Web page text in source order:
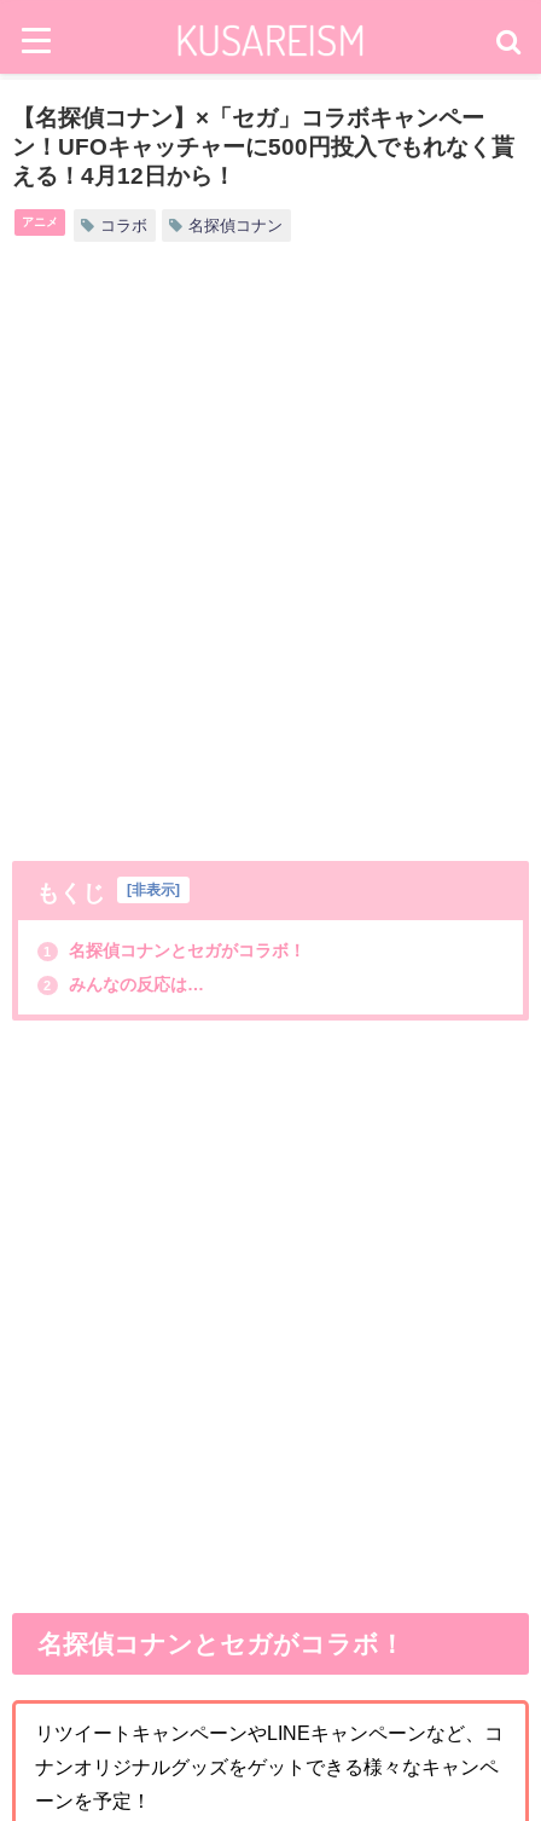
【名探偵コナン】×「セガ」コラボキャンペー
ン！UFOキャッチャーに500円投入でもれなく貰
える！4月12日から！
アニメ コラボ 名探偵コナン
もくじ 非表示
1 名探偵コナンとセガがコラボ！
2 みんなの反応は…
名探偵コナンとセガがコラボ！
リツイートキャンペーンやLINEキャンペーンなど、コ
ナンオリジナルグッズをゲットできる様々なキャンペ
ーンを予定！